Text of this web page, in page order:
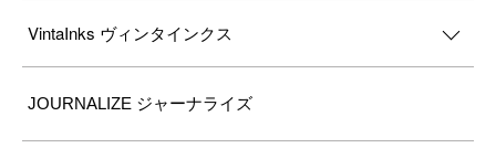
VintaInks ヴィンタインクス
JOURNALIZE ジャーナライズ